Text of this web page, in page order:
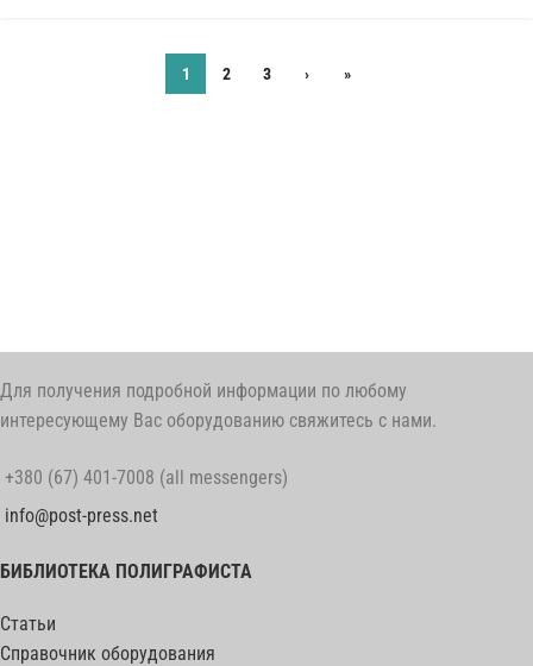
1 2 3 › »
Для получения подробной информации по любому
интересующему Вас оборудованию свяжитесь с нами.
+380 (67) 401-7008 (all messengers)
info@post-press.net
БИБЛИОТЕКА ПОЛИГРАФИСТА
Статьи
Справочник оборудования